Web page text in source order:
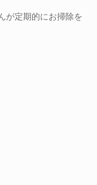
が定期的にお掃除を